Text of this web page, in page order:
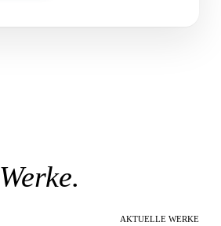
Werke.
AKTUELLE WERKE